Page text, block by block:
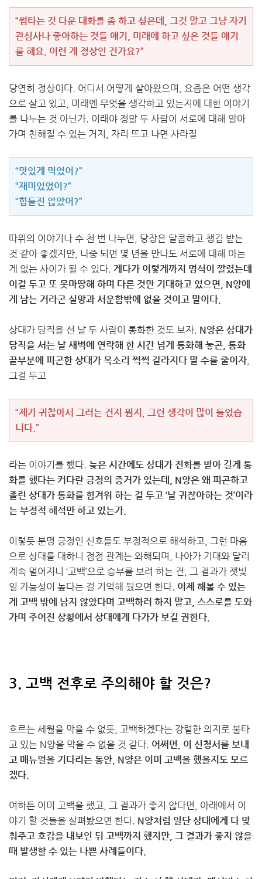
“썸타는 것 다운 대화를 좀 하고 싶은데, 그것 말고 그냥 자기
관심사나 좋아하는 것들 얘기, 미래에 하고 싶은 것들 얘기
를 해요. 이런 게 정상인 건가요?”
당연히 정상이다. 어디서 어떻게 살아왔으며, 요즘은 어떤 생각
으로 살고 있고, 미래엔 무엇을 생각하고 있는지에 대한 이야기
를 나누는 것 아닌가. 이래야 정말 두 사람이 서로에 대해 알아
가며 친해질 수 있는 거지, 자리 뜨고 나면 사라질
“맛있게 먹었어?”
“재미있었어?”
“힘들진 않았어?”
따위의 이야기나 수 천 번 나누면, 당장은 달콤하고 챙김 받는
것 같아 좋겠지만, 나중 되면 몇 년을 만나도 서로에 대해 아는
게 없는 사이가 될 수 있다. 게다가 이렇게까지 멍석이 깔렸는데
이걸 두고 또 못마땅해 하며 다른 것만 기대하고 있으면, N양에
게 남는 거라곤 실망과 서운함밖에 없을 것이고 말이다.
상대가 당직을 선 날 두 사람이 통화한 것도 보자. N양은 상대가
당직을 서는 날 새벽에 연락해 한 시간 넘게 통화해 놓곤, 통화
끝부분에 피곤한 상대가 목소리 쩍쩍 갈라지다 말 수를 줄이자
그걸 두고
“제가 귀찮아서 그러는 건지 뭔지, 그런 생각이 많이 들었습
니다.”
라는 이야기를 했다. 늦은 시간에도 상대가 전화를 받아 길게 통
화를 했다는 커다란 긍정의 증거가 있는데, N양은 왜 피곤하고
졸린 상대가 통화를 힘겨워 하는 걸 두고 ‘날 귀찮아하는 것’이라
는 부정적 해석만 하고 있는가.
이렇듯 분명 긍정인 신호들도 부정적으로 해석하고, 그런 마음
으로 상대를 대하니 점점 관계는 와해되며, 나아가 기대와 달리
계속 멀어지니 ‘고백’으로 승부를 보려 하는 건, 그 결과가 잿빛
일 가능성이 높다는 걸 기억해 뒀으면 한다. 이제 해볼 수 있는
게 고백 밖에 남지 않았다며 고백하려 하지 말고, 스스로를 도와
가며 주어진 상황에서 상대에게 다가가 보길 권한다.
3. 고백 전후로 주의해야 할 것은?
흐르는 세월을 막을 수 없듯, 고백하겠다는 강렬한 의지로 불타
고 있는 N양을 막을 수 없을 것 같다. 어쩌면, 이 신청서를 보내
고 매뉴얼을 기다리는 동안, N양은 이미 고백을 했을지도 모르
겠다.
여하튼 이미 고백을 했고, 그 결과가 좋지 않다면, 아래에서 이
야기 할 것들을 살펴봤으면 한다. N양처럼 일단 상대에게 다 맞
춰주고 호감을 내보인 뒤 고백까지 했지만, 그 결과가 좋지 않을
때 발생할 수 있는 나쁜 사례들이다.